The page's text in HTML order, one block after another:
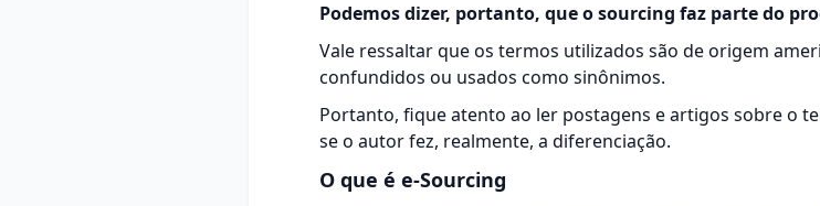
Podemos dizer, portanto, que o sourcing faz parte do
Vale ressaltar que os termos utilizados são de origem
confundidos ou usados como sinônimos.
Portanto, fique atento ao ler postagens e artigos sobre o
se o autor fez, realmente, a diferenciação.
O que é e-Sourcing